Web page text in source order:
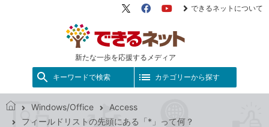
新たな一歩を応援するメディア
X（旧
FacebookYouTube
できるネットについて
キーワードで検索 カテゴリーから探す
で
Windows/Office
Access
フィールドリストの先頭にある「*」って何？